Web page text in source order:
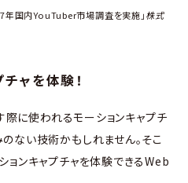
年国内YouTuber市場調査を実施」株式
ャを体験！
に使われるモーションキャプチ
ない技術かもしれません。そこ
ョンキャプチャを体験できるWeb